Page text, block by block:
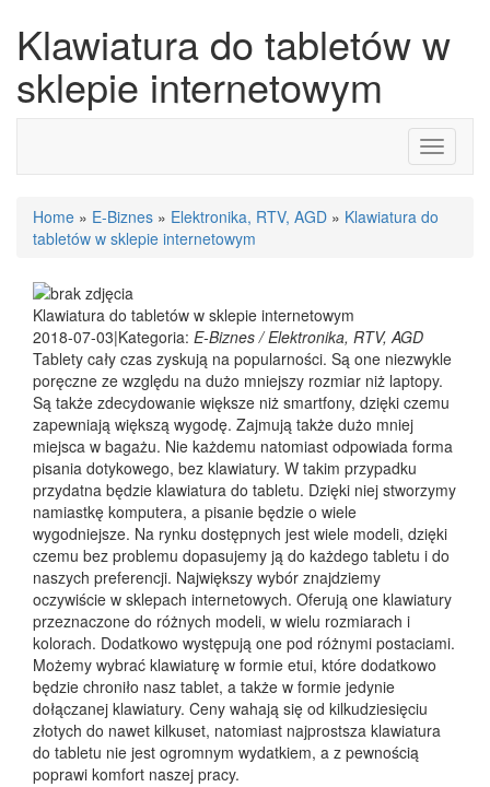
Klawiatura do tabletów w
sklepie internetowym
Toggle
Home » E-Biznes » Elektronika, RTV, AGD » Klawiatura do
tabletów w sklepie internetowym
Klawiatura do tabletów w sklepie internetowym
2018-07-03|Kategoria: E-Biznes / Elektronika, RTV, AGD
Tablety cały czas zyskują na popularności. Są one niezwykle
poręczne ze względu na dużo mniejszy rozmiar niż laptopy.
Są także zdecydowanie większe niż smartfony, dzięki czemu
zapewniają większą wygodę. Zajmują także dużo mniej
miejsca w bagażu. Nie każdemu natomiast odpowiada forma
pisania dotykowego, bez klawiatury. W takim przypadku
przydatna będzie klawiatura do tabletu. Dzięki niej stworzymy
namiastkę komputera, a pisanie będzie o wiele
wygodniejsze. Na rynku dostępnych jest wiele modeli, dzięki
czemu bez problemu dopasujemy ją do każdego tabletu i do
naszych preferencji. Największy wybór znajdziemy
oczywiście w sklepach internetowych. Oferują one klawiatury
przeznaczone do różnych modeli, w wielu rozmiarach i
kolorach. Dodatkowo występują one pod różnymi postaciami.
Możemy wybrać klawiaturę w formie etui, które dodatkowo
będzie chroniło nasz tablet, a także w formie jedynie
dołączanej klawiatury. Ceny wahają się od kilkudziesięciu
złotych do nawet kilkuset, natomiast najprostsza klawiatura
do tabletu nie jest ogromnym wydatkiem, a z pewnością
poprawi komfort naszej pracy.